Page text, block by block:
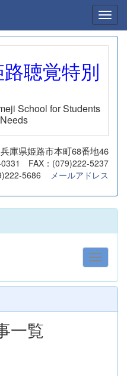
聴覚特別
School for Students
庫県姫路市本町68番地46
FAX：(079)222-5237
5686 メールアドレス
一覧